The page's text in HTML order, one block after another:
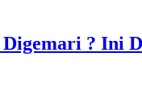
? Ini